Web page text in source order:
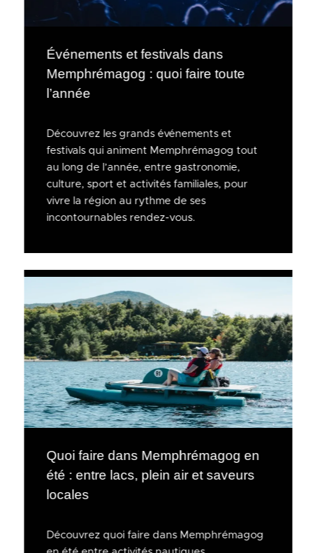
Événements et festivals dans
Memphrémagog : quoi faire toute
l’année
Découvrez les grands événements et
festivals qui animent Memphrémagog tout
au long de l’année, entre gastronomie,
culture, sport et activités familiales, pour
vivre la région au rythme de ses
incontournables rendez-vous.
Quoi faire dans Memphrémagog en
été : entre lacs, plein air et saveurs
locales
Découvrez quoi faire dans Memphrémagog